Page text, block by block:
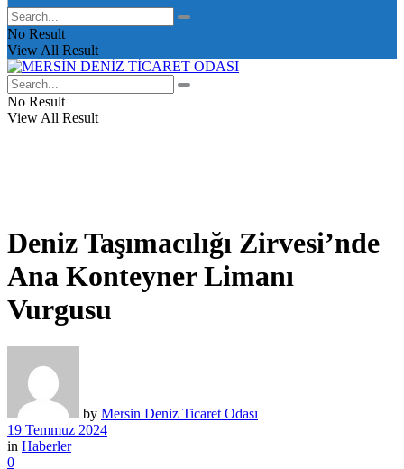
No Result
View All Result
No Result
View All Result
Deniz Taşımacılığı Zirvesi’nde
Ana Konteyner Limanı
Vurgusu
by Mersin Deniz Ticaret Odası
19 Temmuz 2024
in Haberler
0